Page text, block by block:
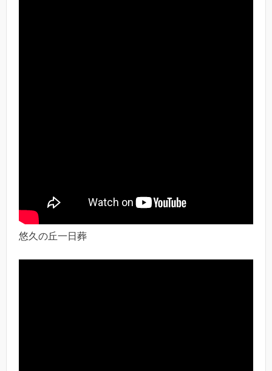
悠久の丘一日葬